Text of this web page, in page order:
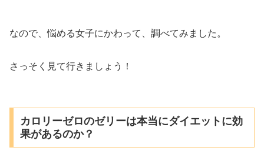
なので、悩める女子にかわって、調べてみました。
さっそく見て行きましょう！
カロリーゼロのゼリーは本当にダイエットに効
果があるのか？